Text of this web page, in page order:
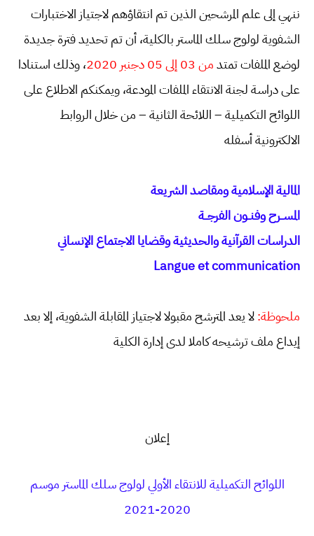
ننهي إلى علم المرشحين الذين تم انتقاؤهم لاجتياز الاختبارات
الشفوية لولوج سلك الماستر بالكلية، أن تم تحديد فترة جديدة
لوضع الملفات تمتدمن 03 إلى 05 دجنبر 2020
، وذلك استنادا
على دراسة لجنة الانتقاء الملفات المودعة، ويمكنكم الاطلاع على
اللوائح التكميلية – اللائحة الثانية – من خلال الروابط
الالكترونية أسفله
المالية الإسلامية ومقاصد الشريعة
المســرح وفنــون الفرجــة
الدراسات القرآنية والحديثية وقضايا الاجتماع الإنساني
Langue et communication
ملحوظة:لا يعد المترشح مقبولا لاجتياز المقابلة الشفوية، إلا بعد
إيداع ملف ترشيحه كاملا لدى إدارة الكلية
إعلان
اللوائح التكميلية للانتقاء الأولي لولوج سلك الماستر موسم
2020-2021